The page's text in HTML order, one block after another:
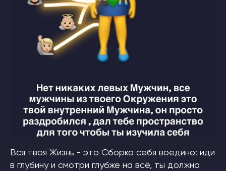
Вся твоя Жизнь - это Сборка себя воедино: иди
в глубину и смотри глубже на всё, ты должна